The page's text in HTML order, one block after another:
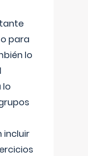
para
lo
lo
incluir